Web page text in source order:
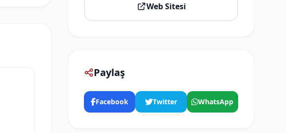
Web Sitesi
Paylaş
Facebook Twitter WhatsApp